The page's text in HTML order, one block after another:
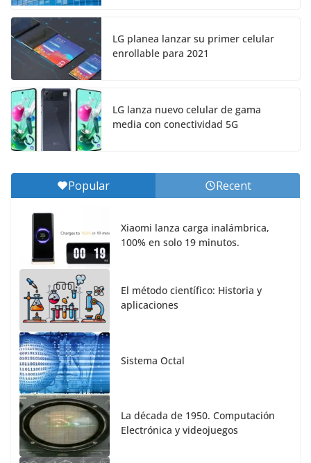
LG planea lanzar su primer celular
enrollable para 2021
LG lanza nuevo celular de gama
media con conectividad 5G
Popular Recent
Xiaomi lanza carga inalámbrica,
100% en solo 19 minutos.
El método científico: Historia y
aplicaciones
Sistema Octal
La década de 1950. Computación
Electrónica y videojuegos